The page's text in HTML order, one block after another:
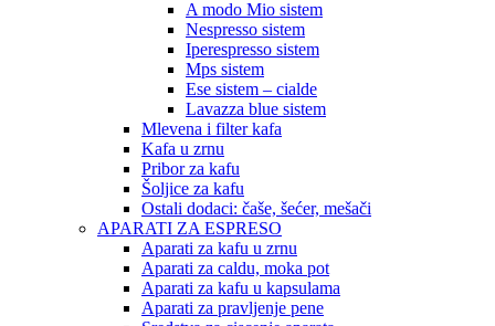
A modo Mio sistem
Nespresso sistem
Iperespresso sistem
Mps sistem
Ese sistem – cialde
Lavazza blue sistem
Mlevena i filter kafa
Kafa u zrnu
Pribor za kafu
Šoljice za kafu
Ostali dodaci: čaše, šećer, mešači
APARATI ZA ESPRESO
Aparati za kafu u zrnu
Aparati za caldu, moka pot
Aparati za kafu u kapsulama
Aparati za pravljenje pene